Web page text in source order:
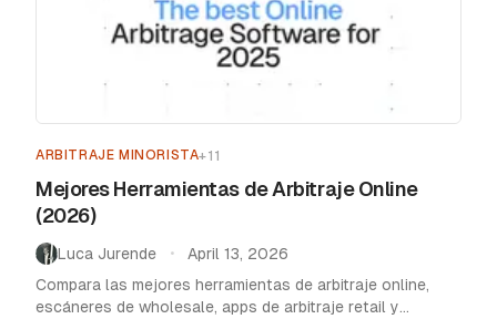
ARBITRAJE MINORISTA+11
Mejores Herramientas de Arbitraje Online
(2026)
Luca Jurende •
April 13, 2026
Compara las mejores herramientas de arbitraje online,
escáneres de wholesale, apps de arbitraje retail y